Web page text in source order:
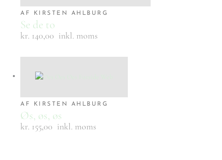
AF KIRSTEN AHLBURG
Se de to
kr. 140,00 inkl. moms
AF KIRSTEN AHLBURG
Øs, øs, øs
kr. 155,00 inkl. moms